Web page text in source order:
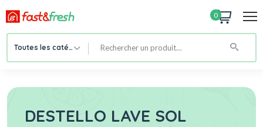
0
Toutes les catégories
DESTELLO LAVE SOL